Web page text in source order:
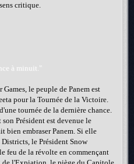
critique.
à minuit."
le peuple de Panem est
pour la Tournée de la Victoire.
tournée de la dernière chance.
Président est devenue le
bien embraser Panem. Si elle
Districts, le Président Snow
feu de la révolte en commençant